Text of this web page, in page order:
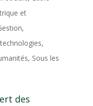
et
,
,
, Sous les
des